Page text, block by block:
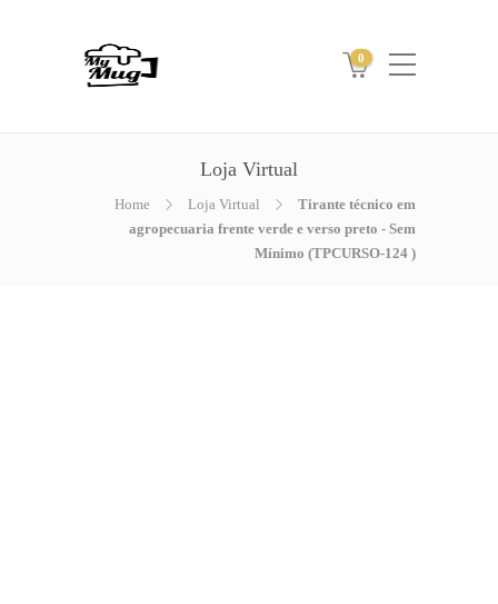
0
Loja Virtual
Home Loja Virtual
Tirante técnico em
agropecuaria frente verde e verso preto - Sem
Mínimo (TPCURSO-124 )